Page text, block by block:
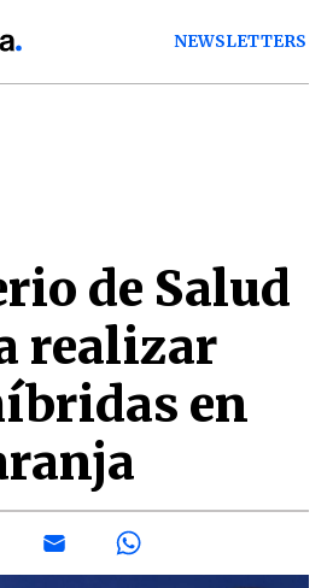
NEWSLETTERS
de Salud
realizar
en